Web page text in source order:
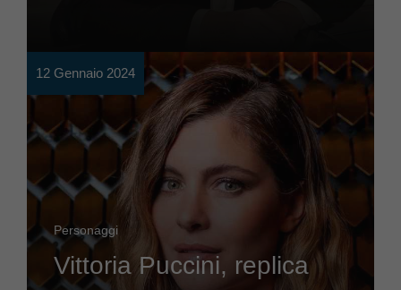
12 Gennaio 2024
Personaggi
Vittoria Puccini, replica